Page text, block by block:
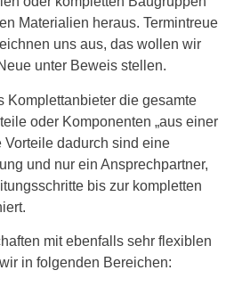
Materialien heraus. Termintreue
uns aus, das wollen wir
unter Beweis stellen.
Komplettanbieter die gesamte
oder Komponenten „aus einer
Vorteile dadurch sind eine
und nur ein Ansprechpartner,
bis zur kompletten
mit ebenfalls sehr flexiblen
in folgenden Bereichen: